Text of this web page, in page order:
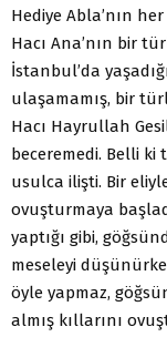
Hediye Abla’nın
Hacı Ana’nın bir
İstanbul’da
ulaşamamış, bir
Hacı Hayrullah
beceremedi. Belli ki
usulca ilişti. Bir
ovuşturmaya
yaptığı gibi,
meseleyi
öyle yapmaz,
almış kıllarını